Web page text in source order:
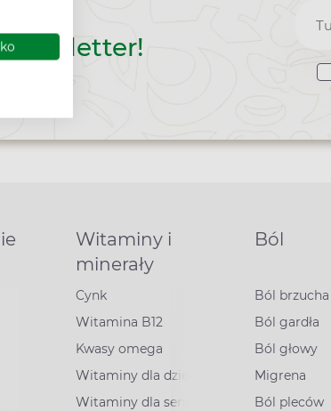
newsletter!
do
Witaminy i
minerały
Cynk
Witamina B12
Kwasy omega
Witaminy dla dzieci
Witaminy dla seniorów
Ból
Ból brzucha
Ból gardła
Ból głowy
Migrena
Ból pleców